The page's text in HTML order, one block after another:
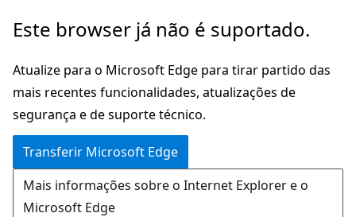
Saltar
o
conteúdo
principal
Este browser já não é suportado.
Atualize para o Microsoft Edge para tirar partido das
mais recentes funcionalidades, atualizações de
segurança e de suporte técnico.
Transferir Microsoft Edge
Mais informações sobre o Internet Explorer e o
Microsoft Edge